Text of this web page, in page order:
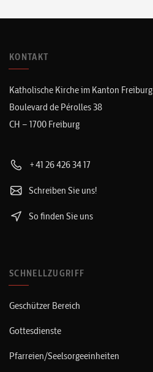
KONTAKT
Katholische Kirche im Kanton Freiburg
Boulevard de Pérolles 38
CH – 1700 Freiburg
+41 26 426 34 17
Schreiben Sie uns!
So finden Sie uns
SCHNELLZUGRIFF
Geschützer Bereich
Gottesdienste
Pfarreien/Seelsorgeeinheiten